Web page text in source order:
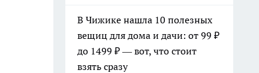
В Чижике нашла 10 полезных
вещиц для дома и дачи: от 99 ₽
до 1499 ₽ — вот, что стоит
взять сразу